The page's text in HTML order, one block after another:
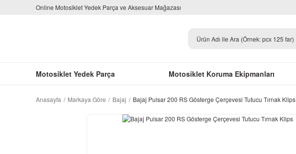
Online Motosiklet Yedek Parça ve Aksesuar Mağazası
Motosiklet Yedek Parça Motosiklet Koruma Ekipmanları
Anasayfa Markaya Göre Bajaj Bajaj Pulsar 200 RS Gösterge Çerçevesi Tutucu Tırnak Klips